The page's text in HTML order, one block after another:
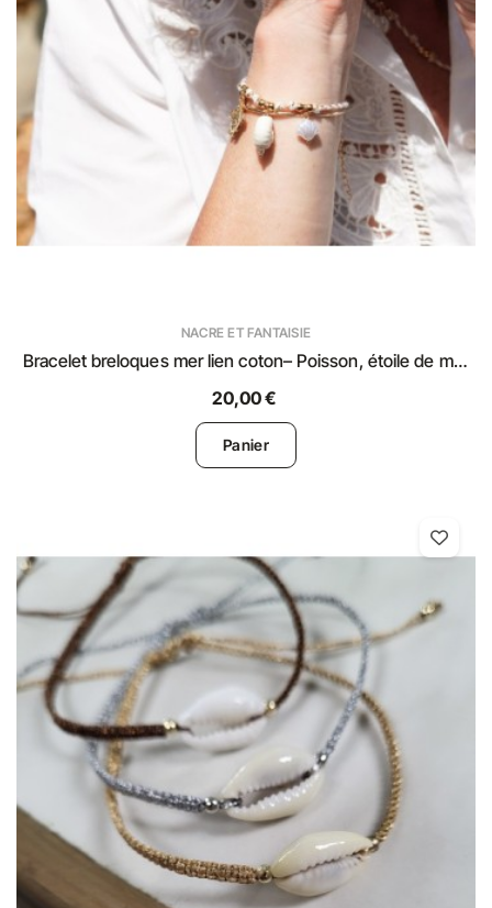
NACRE ET FANTAISIE
Bracelet breloques mer lien coton– Poisson, étoile de mer
& coquillage
20,00 €
Panier